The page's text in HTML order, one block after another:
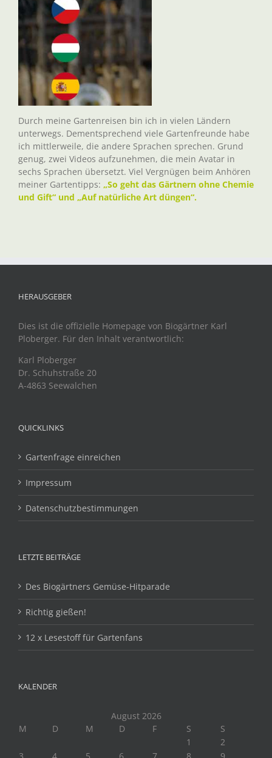
Durch meine Gartenreisen bin ich in vielen Ländern
unterwegs. Dementsprechend viele Gartenfreunde habe
ich mittlerweile, die andere Sprachen sprechen. Grund
genug, zwei Videos aufzunehmen, die mein Avatar in
sechs Sprachen übersetzt. Viel Vergnügen beim Anhören
meiner Gartentipps: „So geht das Gärtnern ohne Chemie
und Gift“ und „Auf natürliche Art düngen“.
HERAUSGEBER
Dies ist die offizielle Homepage von Biogärtner Karl
Ploberger. Für den Inhalt verantwortlich:
Karl Ploberger
Dr. Schuhstraße 20
A-4863 Seewalchen
QUICKLINKS
Gartenfrage einreichen
Impressum
Datenschutzbestimmungen
LETZTE BEITRÄGE
Des Biogärtners Gemüse-Hitparade
Richtig gießen!
12 x Lesestoff für Gartenfans
KALENDER
August 2026
M
D M D F S
S
1
2
3
4 5 6 7 8 9